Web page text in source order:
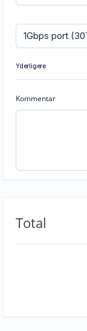
Yderligere
Kommentar
Total